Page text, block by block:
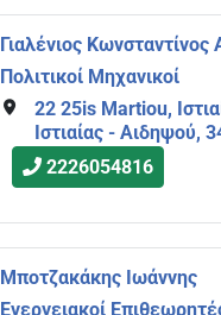
Γιαλένιος Κωνσταντίνος
Πολιτικοί Μηχανικοί
22 25is Martiou,
Ιστιαίας - Αιδηψού,
2226054816
Μποτζακάκης Ιωάννης
Ενεργειακοί